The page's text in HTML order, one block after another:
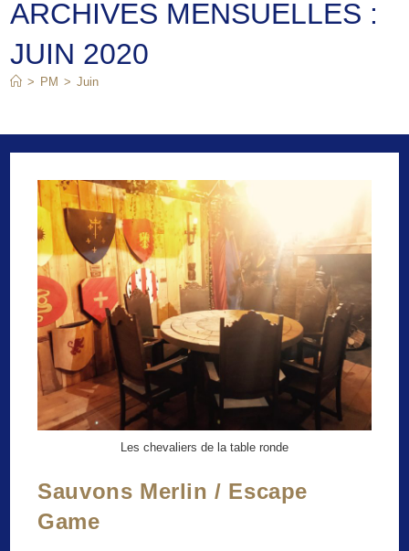
ARCHIVES MENSUELLES :
JUIN 2020
> PM > Juin
Les chevaliers de la table ronde
Sauvons Merlin / Escape
Game